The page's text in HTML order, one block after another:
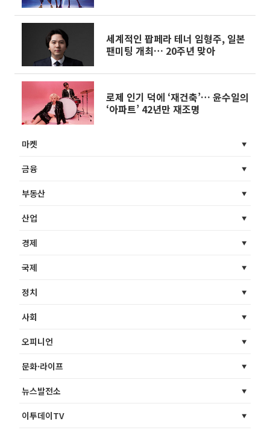
세계적인 팝페라 테너 임형주, 일본
팬미팅 개최… 20주년 맞아
로제 인기 덕에 ‘재건축’… 윤수일의
‘아파트’ 42년만 재조명
마켓
금융
부동산
산업
경제
국제
정치
사회
오피니언
문화·라이프
뉴스발전소
이투데이TV